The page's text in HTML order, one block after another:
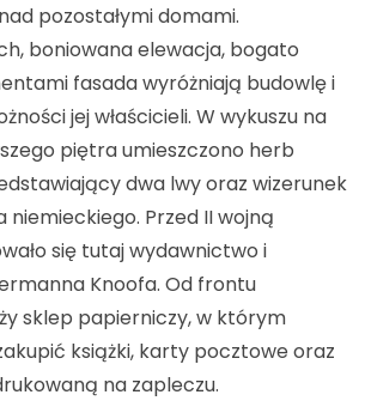
pozostałymi domami.
boniowana elewacja, bogato
fasada wyróżniają budowlę i
jej właścicieli. W wykuszu na
piętra umieszczono herb
dwa lwy oraz wizerunek
niemieckiego. Przed II wojną
się tutaj wydawnictwo i
Knoofa. Od frontu
sklep papierniczy, w którym
książki, karty pocztowe oraz
na zapleczu.